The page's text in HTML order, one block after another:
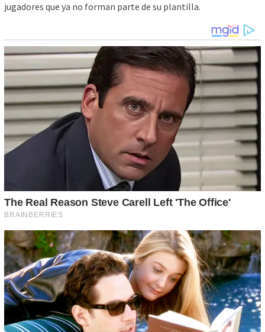
jugadores que ya no forman parte de su plantilla.